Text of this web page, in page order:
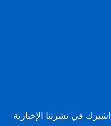
اشترك في نشرتنا الإخبارية